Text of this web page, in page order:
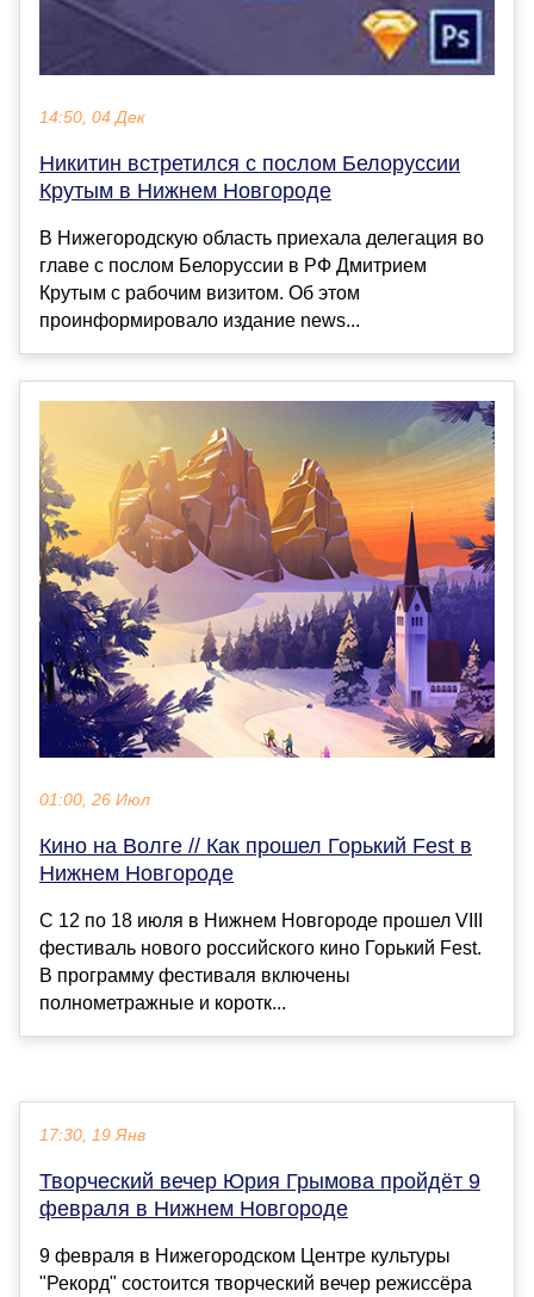
14:50, 04 Дек
Никитин встретился с послом Белоруссии
Крутым в Нижнем Новгороде
В Нижегородскую область приехала делегация во
главе с послом Белоруссии в РФ Дмитрием
Крутым с рабочим визитом. Об этом
проинформировало издание news...
01:00, 26 Июл
Кино на Волге // Как прошел Горький Fest в
Нижнем Новгороде
С 12 по 18 июля в Нижнем Новгороде прошел VIII
фестиваль нового российского кино Горький Fest.
В программу фестиваля включены
полнометражные и коротк...
17:30, 19 Янв
Творческий вечер Юрия Грымова пройдёт 9
февраля в Нижнем Новгороде
9 февраля в Нижегородском Центре культуры
"Рекорд" состоится творческий вечер режиссёра